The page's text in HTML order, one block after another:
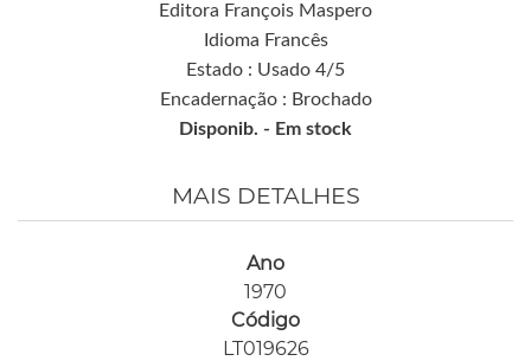
Editora François Maspero
Idioma Francês
Estado : Usado 4/5
Encadernação : Brochado
Disponib. - Em stock
MAIS DETALHES
Ano
1970
Código
LT019626